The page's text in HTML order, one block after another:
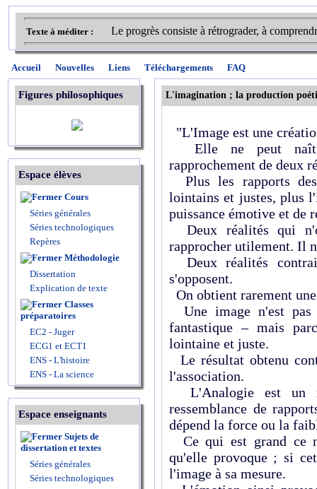
Texte à méditer : Le progrès consiste à rétrograder, à
Accueil Nouvelles Liens Téléchargements FAQ
Figures philosophiques
Espace élèves
Cours
Séries générales
Séries technologiques
Repères
Méthodologie
Dissertation
Explication de texte
Classes
préparatoires
EC2 - Juger
ECG1 et ECT1
ENS - L'histoire
ENS - La science
Espace enseignants
Sujets de
dissertation et textes
Séries générales
Séries technologiques
L'imagination ; la production
"L'Image est une
Elle ne peut
rapprochement de deux
Plus les rapports des
lointains et justes, plus
puissance émotive et de
Deux réalités qui
rapprocher utilement. Il
Deux réalités
s'opposent.
On obtient rarement
Une image n'est pas
fantastique – mais
lointaine et juste.
Le résultat obtenu
l'association.
L'Analogie est un
ressemblance de
dépend la force ou la
Ce qui est grand ce
qu'elle provoque ; si
l'image à sa mesure.